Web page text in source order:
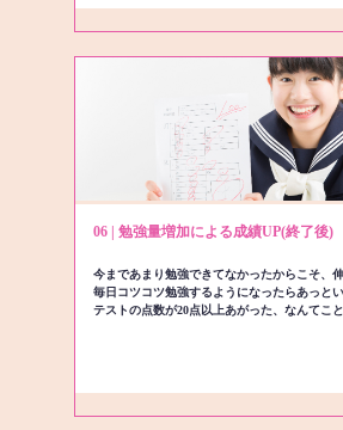
06 | 勉強量増加による成績UP(終了後)
今まであまり勉強できてなかったからこそ、
毎日コツコツ勉強するようになったらあっと
テストの点数が20点以上あがった、なんてこと